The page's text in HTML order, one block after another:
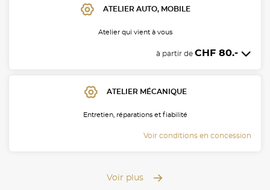
ATELIER AUTO, MOBILE
Atelier qui vient à vous
à partir de CHF 80.-
ATELIER MÉCANIQUE
Entretien, réparations et fiabilité
Voir conditions en concession
Voir plus